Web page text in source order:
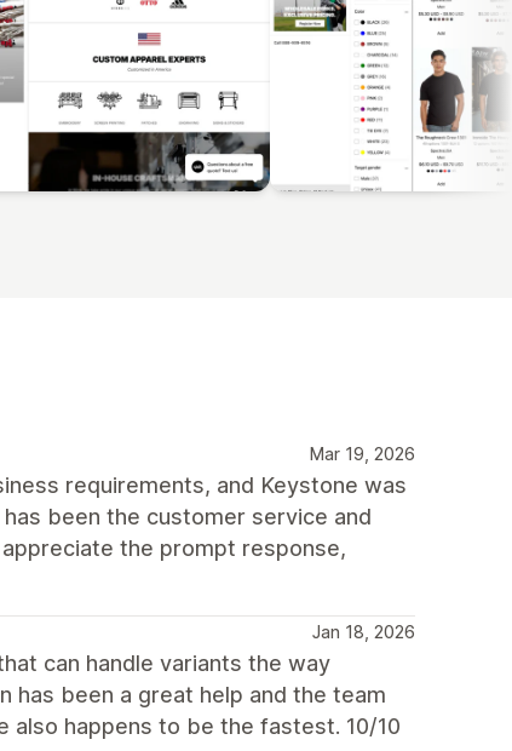
Mar 19, 2026
requirements, and Keystone was
been the customer service and
the prompt response,
Jan 18, 2026
can handle variants the way
has been a great help and the team
also happens to be the fastest. 10/10